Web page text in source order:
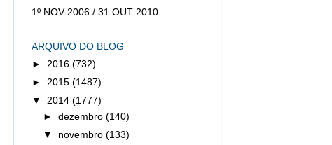
1º NOV 2006 / 31 OUT 2010
ARQUIVO DO BLOG
► 2016 (732)
► 2015 (1487)
▼ 2014 (1777)
►dezembro(140)
▼ novembro(133)